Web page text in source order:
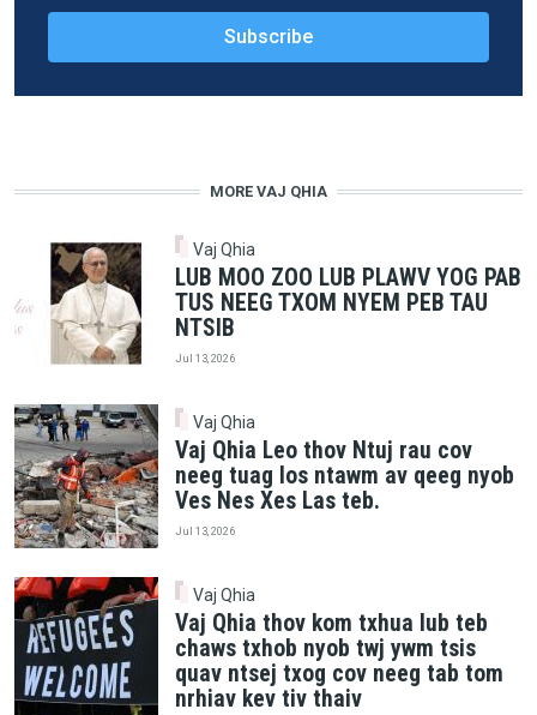
MORE VAJ QHIA
Vaj Qhia
LUB MOO ZOO LUB PLAWV YOG PAB
TUS NEEG TXOM NYEM PEB TAU
NTSIB
Jul 13, 2026
Vaj Qhia
Vaj Qhia Leo thov Ntuj rau cov
neeg tuag los ntawm av qeeg nyob
Ves Nes Xes Las teb.
Jul 13, 2026
Vaj Qhia
Vaj Qhia thov kom txhua lub teb
chaws txhob nyob twj ywm tsis
quav ntsej txog cov neeg tab tom
nrhiav kev tiv thaiv